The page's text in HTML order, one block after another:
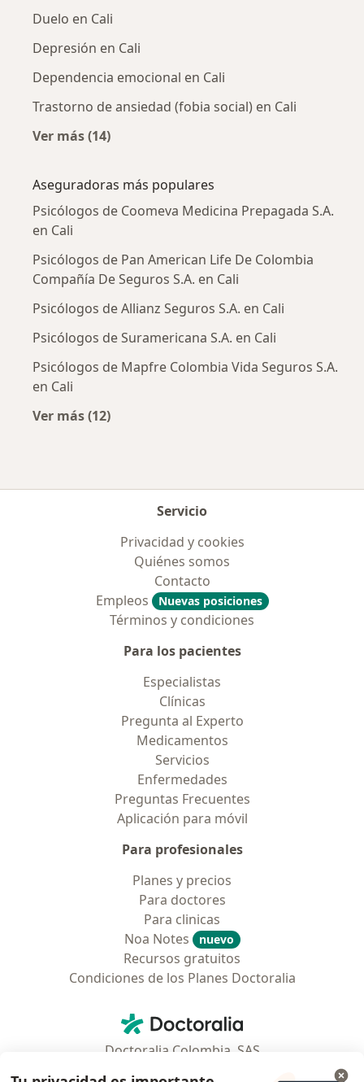
Duelo en Cali
Depresión en Cali
Dependencia emocional en Cali
Trastorno de ansiedad (fobia social) en Cali
Ver más (14)
Aseguradoras más populares
Psicólogos de Coomeva Medicina Prepagada S.A.
en Cali
Psicólogos de Pan American Life De Colombia
Compañía De Seguros S.A. en Cali
Psicólogos de Allianz Seguros S.A. en Cali
Psicólogos de Suramericana S.A. en Cali
Psicólogos de Mapfre Colombia Vida Seguros S.A.
en Cali
Ver más (12)
Servicio
Privacidad y cookies
Quiénes somos
Contacto
Empleos
Nuevas posiciones
Términos y condiciones
Para los pacientes
Especialistas
Clínicas
Pregunta al Experto
Medicamentos
Servicios
Enfermedades
Preguntas Frecuentes
Aplicación para móvil
Para profesionales
Planes y precios
Para doctores
Para clinicas
Noa Notes
nuevo
Recursos gratuitos
Condiciones de los Planes Doctoralia
Doctoralia - Página de inicio
Doctoralia Colombia, SAS